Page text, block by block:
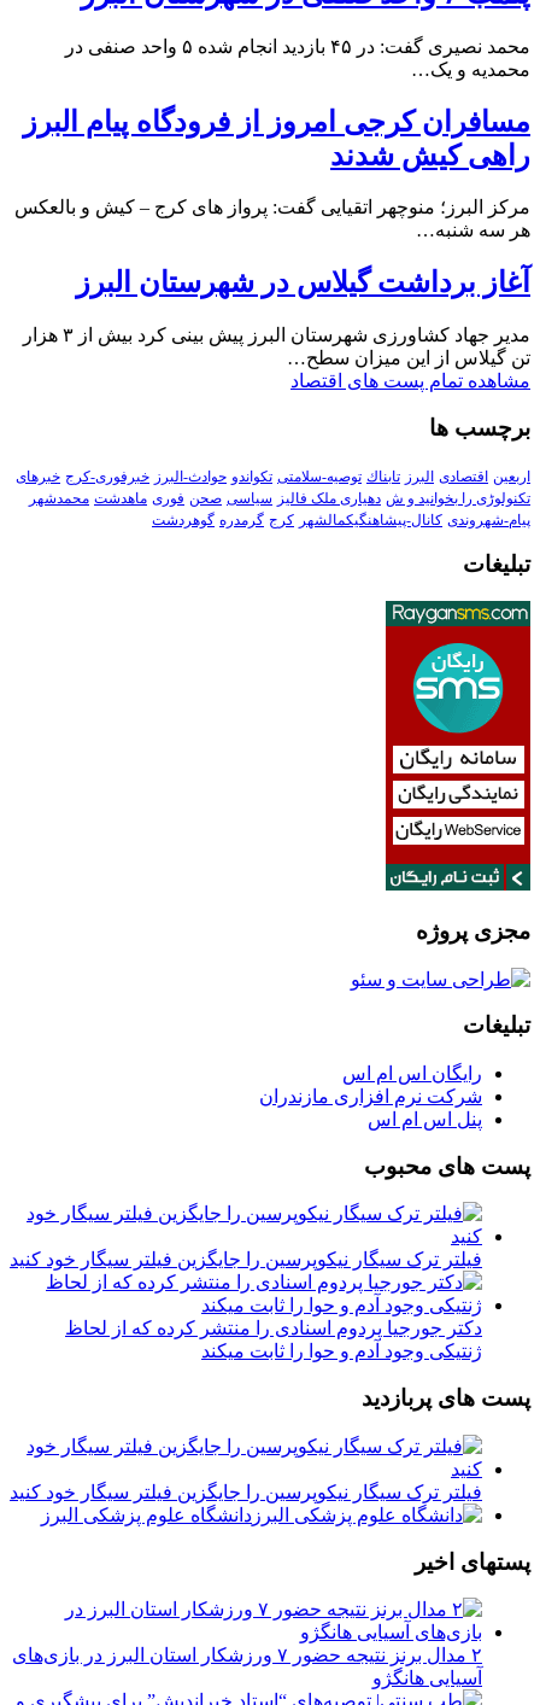
محمد نصیری گفت: در ۴۵ بازدید انجام شده ۵ واحد صنفی در
محمدیه و یک…
مسافران کرجی امروز از فرودگاه پیام البرز
راهی کیش شدند
مرکز البرز؛ منوچهر اتقیایی گفت: پرواز های کرج – کیش و بالعکس
هر سه شنبه…
آغاز برداشت گیلاس در شهرستان البرز
مدیر جهاد کشاورزی شهرستان البرز پیش بینی کرد بیش از ۳ هزار
تن گیلاس از این میزان سطح…
مشاهده تمام پست های اقتصاد
برچسب ها
اربعین اقتصادی البرز تابناك توصیه-سلامتی تکواندو حوادث-البرز خبرفوری-کرج خبرهای
تکنولوڑی را بخوانید و ش دهیاری ملک فالیز سیاسی صحن فوری ماهدشت محمدشهر
پیام-شهروندی کانال-پیشاهنگیکمالشهر کرج گرمدره گوهردشت
تبلیغات
مجزی پروژه
تبلیغات
رایگان اس ام اس
شرکت نرم افزاری مازندران
پنل اس ام اس
پست های محبوب
فیلتر ترک سیگار نیکوپرسین را جایگزین فیلتر سیگار خود کنید
دکتر جورجیا پردوم اسنادی را منتشر کرده که از لحاظ
ژنتیکی وجود آدم و حوا را ثابت میکند
پست های پربازدید
فیلتر ترک سیگار نیکوپرسین را جایگزین فیلتر سیگار خود کنید
دانشگاه علوم پزشکی البرز
پستهای اخیر
۲ مدال برنز نتیجه حضور ۷ ورزشکار استان البرز در بازی‌های
آسیایی هانگژو